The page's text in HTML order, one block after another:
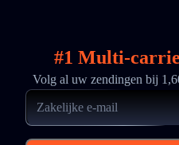
#1 Multi-
Volg al uw zendingen bij